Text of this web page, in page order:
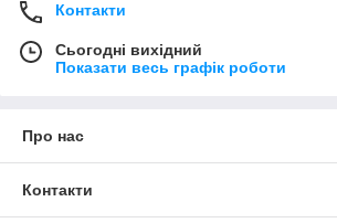
Контакти
Сьогодні вихідний
Показати весь графік роботи
Про нас
Контакти